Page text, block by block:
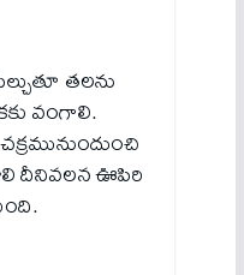
తలను
వంగాలి.
దీనివలన ఊపిరి